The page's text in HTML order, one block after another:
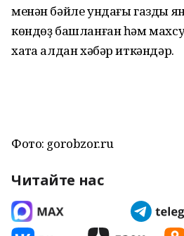
менән бәйле ундағы газды
көндөҙ башланған һәм
хаҡта алдан хәбәр иткәндәр.
Фото: gorobzor.ru
Читайте нас